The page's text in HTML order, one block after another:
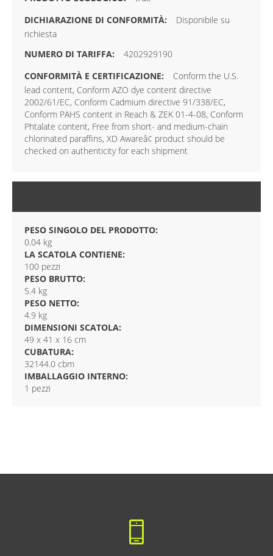
Disponibile su
richiesta
4202929190
Conform the U.S.
lead content, Conform AZO dye content directive
2002/61/EC, Conform Cadmium directive 91/338/EC,
Conform PAHS content in Reach & ZEK 01-4-08, Conform
Phtalate content, Free from short- and medium-chain
chlorinated paraffins, XD Awareâ¢ product should be
checked on authenticity for each shipment
PESO SINGOLO DEL PRODOTTO:
0.04 kg
LA SCATOLA CONTIENE:
100 pezzi
PESO BRUTTO:
5.4 kg
PESO NETTO:
4.9 kg
DIMENSIONI SCATOLA:
49 x 41 x 16 cm
CUBATURA:
32144.0 cbm
IMBALLAGGIO INTERNO:
1 pezzi